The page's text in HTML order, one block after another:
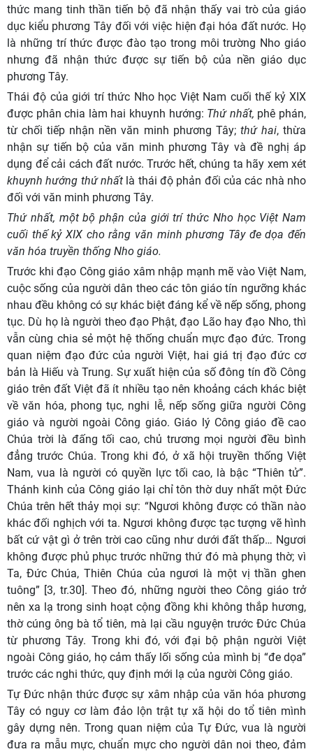
thức mang tinh thần tiến bộ đã nhận thấy vai trò của giáo
dục kiểu phương Tây đối với việc hiện đại hóa đất nước. Họ
là những trí thức được đào tạo trong môi trường Nho giáo
nhưng đã nhận thức được sự tiến bộ của nền giáo dục
phương Tây.
Thái độ của giới trí thức Nho học Việt Nam cuối thế kỷ XIX
được phân chia làm hai khuynh hướng: Thứ nhất, phê phán,
từ chối tiếp nhận nền văn minh phương Tây; thứ hai, thừa
nhận sự tiến bộ của văn minh phương Tây và đề nghị áp
dụng để cải cách đất nước. Trước hết, chúng ta hãy xem xét
khuynh hướng thứ nhất là thái độ phản đối của các nhà nho
đối với văn minh phương Tây.
Thứ nhất, một bộ phận của giới trí thức Nho học Việt Nam
cuối thế kỷ XIX cho rằng văn minh phương Tây đe dọa đến
văn hóa truyền thống Nho giáo.
Trước khi đạo Công giáo xâm nhập mạnh mẽ vào Việt Nam,
cuộc sống của người dân theo các tôn giáo tín ngưỡng khác
nhau đều không có sự khác biệt đáng kể về nếp sống, phong
tục. Dù họ là người theo đạo Phật, đạo Lão hay đạo Nho, thì
vẫn cùng chia sẻ một hệ thống chuẩn mực đạo đức. Trong
quan niệm đạo đức của người Việt, hai giá trị đạo đức cơ
bản là Hiếu và Trung. Sự xuất hiện của số đông tín đồ Công
giáo trên đất Việt đã ít nhiều tạo nên khoảng cách khác biệt
về văn hóa, phong tục, nghi lễ, nếp sống giữa người Công
giáo và người ngoài Công giáo. Giáo lý Công giáo đề cao
Chúa trời là đấng tối cao, chủ trương mọi người đều bình
đẳng trước Chúa. Trong khi đó, ở xã hội truyền thống Việt
Nam, vua là người có quyền lực tối cao, là bậc “Thiên tử”.
Thánh kinh của Công giáo lại chỉ tôn thờ duy nhất một Đức
Chúa trên hết thảy mọi sự: “Ngươi không được có thần nào
khác đối nghịch với ta. Ngươi không được tạc tượng vẽ hình
bất cứ vật gì ở trên trời cao cũng như dưới đất thấp… Ngươi
không được phủ phục trước những thứ đó mà phụng thờ; vì
Ta, Đức Chúa, Thiên Chúa của ngươi là một vị thần ghen
tuông” [3, tr.30]. Theo đó, những người theo Công giáo trở
nên xa lạ trong sinh hoạt cộng đồng khi không thắp hương,
thờ cúng ông bà tổ tiên, mà lại cầu nguyện trước Đức Chúa
từ phương Tây. Trong khi đó, với đại bộ phận người Việt
ngoài Công giáo, họ cảm thấy lối sống của mình bị “đe dọa”
trước các nghi thức, quy định mới lạ của người Công giáo.
Tự Đức nhận thức được sự xâm nhập của văn hóa phương
Tây có nguy cơ làm đảo lộn trật tự xã hội do tổ tiên mình
gây dựng nên. Trong quan niệm của Tự Đức, vua là người
đưa ra mẫu mực, chuẩn mực cho người dân noi theo, đảm